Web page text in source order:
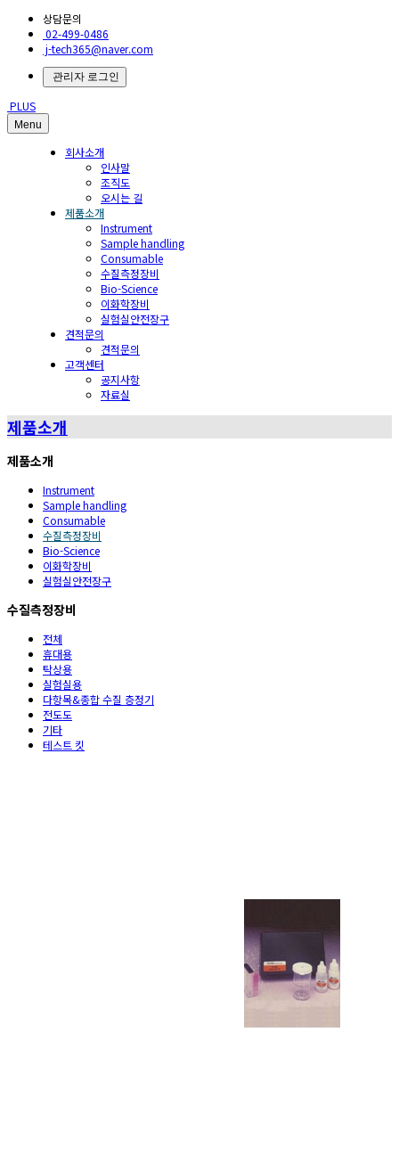
상담문의
02-499-0486
j-tech365@naver.com
관리자 로그인
PLUS
Menu
회사소개
인사말
조직도
오시는 길
제품소개
Instrument
Sample handling
Consumable
수질측정장비
Bio-Science
이화학장비
실험실안전장구
견적문의
견적문의
고객센터
공지사항
자료실
제품소개
제품소개
Instrument
Sample handling
Consumable
수질측정장비
Bio-Science
이화학장비
실험실안전장구
수질측정장비
전체
휴대용
탁상용
실험실용
다항목&종합 수질 층정기
전도도
기타
테스트 킷